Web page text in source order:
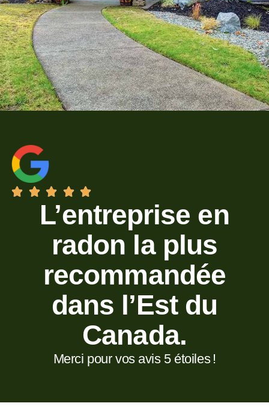
L’entreprise en
radon la plus
recommandée
dans l’Est du
Canada.
Merci pour vos avis 5 étoiles !